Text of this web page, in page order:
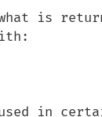
is
in